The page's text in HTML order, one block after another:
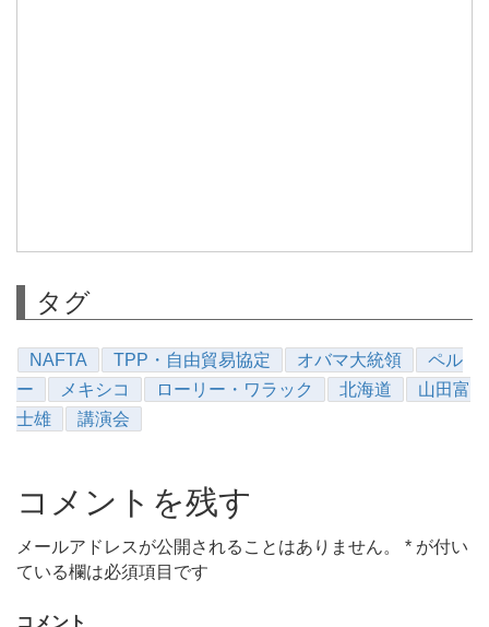
タグ
NAFTA TPP・自由貿易協定 オバマ大統領
ペル
ー
メキシコ ローリー・ワラック 北海道
山田富
士雄
講演会
コメントを残す
メールアドレスが公開されることはありません。 * が付い
ている欄は必須項目です
コメント